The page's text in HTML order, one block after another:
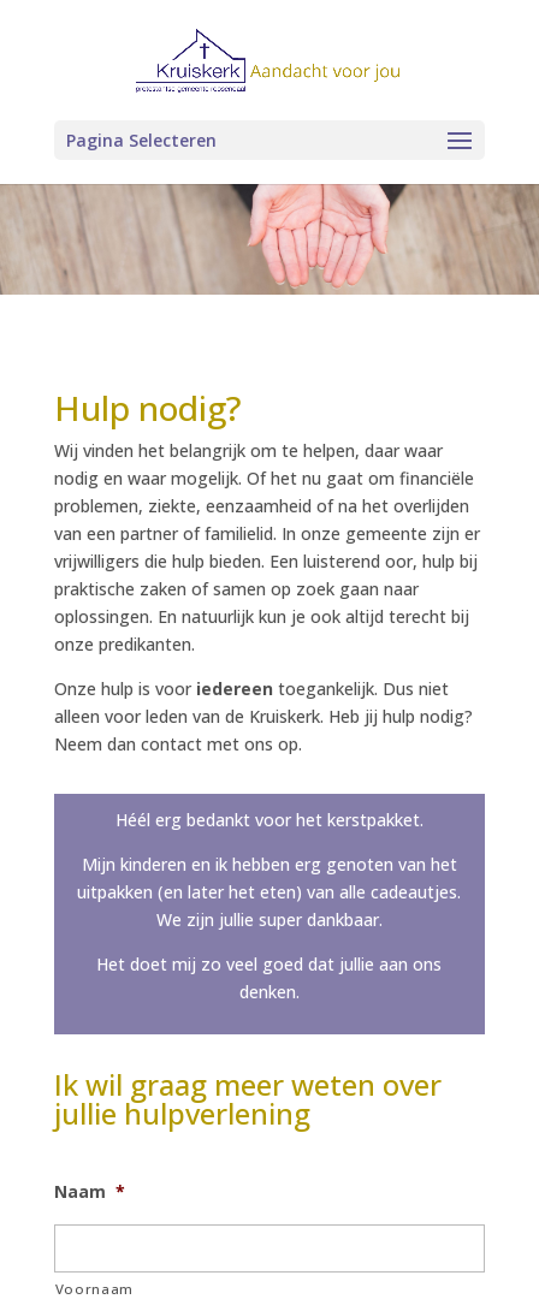
Pagina Selecteren
Hulp nodig?
Wij vinden het belangrijk om te helpen, daar waar
nodig en waar mogelijk. Of het nu gaat om financiële
problemen, ziekte, eenzaamheid of na het overlijden
van een partner of familielid. In onze gemeente zijn er
vrijwilligers die hulp bieden. Een luisterend oor, hulp bij
praktische zaken of samen op zoek gaan naar
oplossingen. En natuurlijk kun je ook altijd terecht bij
onze predikanten.
Onze hulp is voor iedereen toegankelijk. Dus niet
alleen voor leden van de Kruiskerk. Heb jij hulp nodig?
Neem dan contact met ons op.
Héél erg bedankt voor het kerstpakket.
Mijn kinderen en ik hebben erg genoten van het
uitpakken (en later het eten) van alle cadeautjes.
We zijn jullie super dankbaar.
Het doet mij zo veel goed dat jullie aan ons
denken.
Ik wil graag meer weten over
jullie hulpverlening
Naam *
Voornaam